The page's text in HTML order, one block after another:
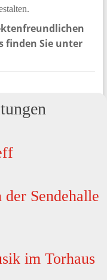
finden Sie unter
Sendehalle
im Torhaus